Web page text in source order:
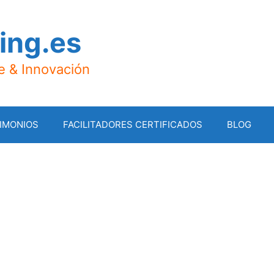
& Innovación
FACILITADORES CERTIFICADOS BLOG